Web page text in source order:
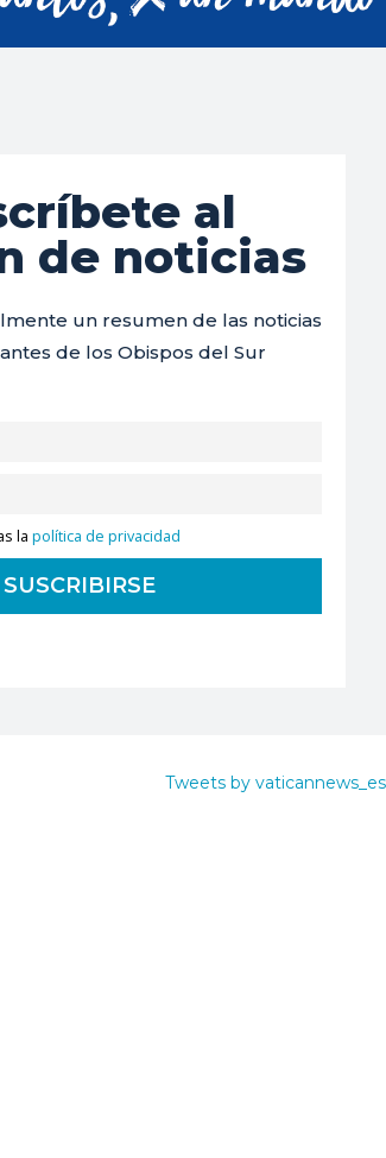
al
de noticias
un resumen de las noticias
de los Obispos del Sur
lapolítica de privacidad
Tweets by vaticannews_es